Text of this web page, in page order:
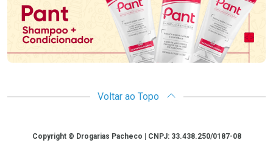
Voltar ao Topo
CopyrightCopyright © Drogarias Pacheco | CNPJ: 33.438.250/0187-08